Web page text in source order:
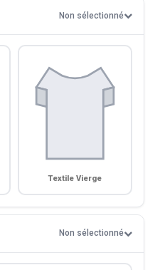
Non sélectionné
Textile Vierge
Non sélectionné